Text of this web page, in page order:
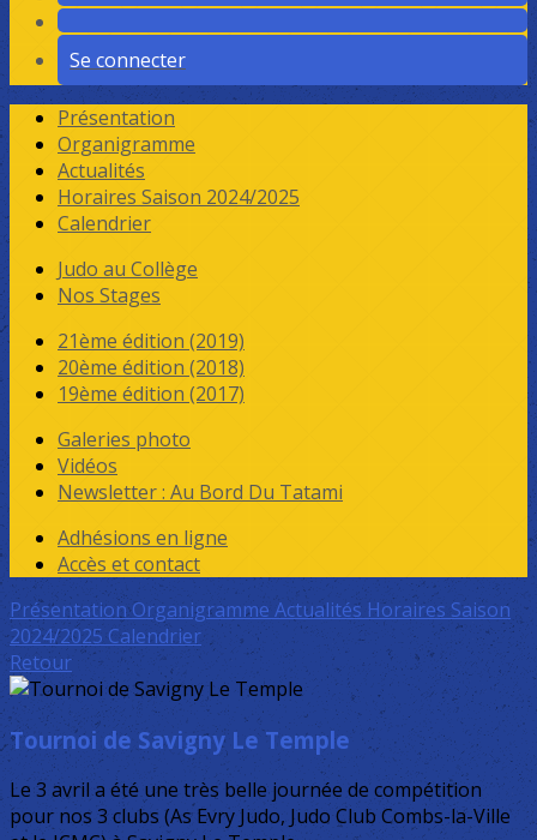
Se connecter
Présentation
Organigramme
Actualités
Horaires Saison 2024/2025
Calendrier
Judo au Collège
Nos Stages
21ème édition (2019)
20ème édition (2018)
19ème édition (2017)
Galeries photo
Vidéos
Newsletter : Au Bord Du Tatami
Adhésions en ligne
Accès et contact
PrésentationOrganigrammeActualités Horaires Saison
2024/2025 Calendrier
Retour
Tournoi de Savigny Le Temple
Le 3 avril a été une très belle journée de compétition
pour nos 3 clubs (As Evry Judo, Judo Club Combs-la-Ville